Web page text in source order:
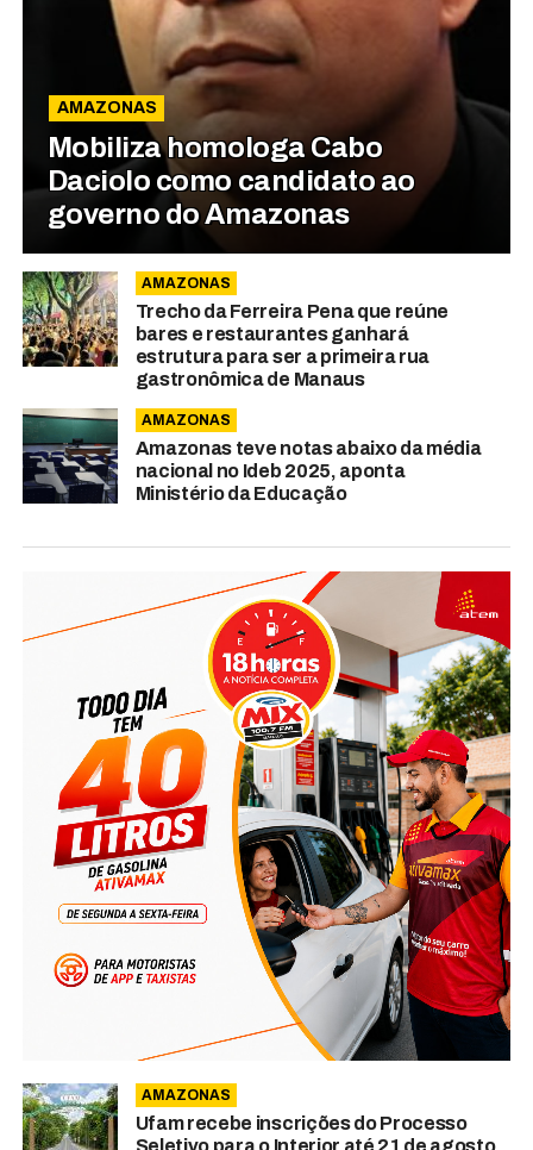
AMAZONAS
Mobiliza homologa Cabo
Daciolo como candidato ao
governo do Amazonas
AMAZONAS
Trecho da Ferreira Pena que reúne
bares e restaurantes ganhará
estrutura para ser a primeira rua
gastronômica de Manaus
AMAZONAS
Amazonas teve notas abaixo da média
nacional no Ideb 2025, aponta
Ministério da Educação
AMAZONAS
Ufam recebe inscrições do Processo
Seletivo para o Interior até 21 de agosto.